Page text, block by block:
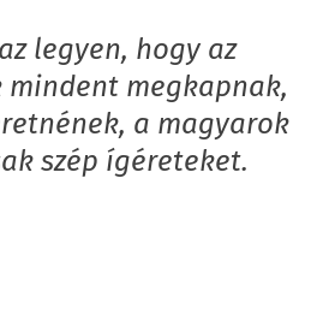
legyen, hogy az
mindent megkapnak,
a magyarok
szép ígéreteket.